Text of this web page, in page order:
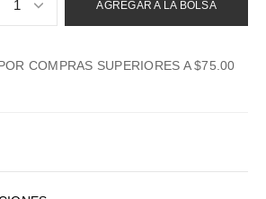
1 AGREGAR A LA BOLSA
COMPRAS SUPERIORES A $75.00